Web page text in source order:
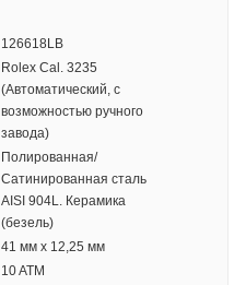
126618LB
Rolex Cal. 3235
(Автоматический, с
возможностью ручного
завода)
Полированная/
Сатинированная сталь
AISI 904L. Керамика
(безель)
41 мм x 12,25 мм
10 ATM